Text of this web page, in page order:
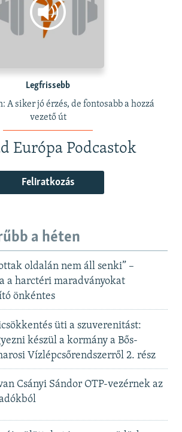
Legfrissebb
A siker jó érzés, de fontosabb a hozzá
vezető út
Európa Podcastok
Feliratkozás
a héten
oldalán nem áll senki” –
a harctéri maradványokat
önkéntes
üti a szuverenitást:
készül a kormány a Bős-
Vízlépcsőrendszerről 2. rész
Csányi Sándor OTP-vezérnek az